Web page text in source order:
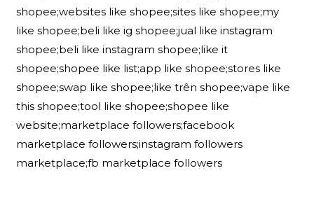
shopee;websites like shopee;sites like shopee;my
like shopee;beli like ig shopee;jual like instagram
shopee;beli like instagram shopee;like it
shopee;shopee like list;app like shopee;stores like
shopee;swap like shopee;like trên shopee;vape like
this shopee;tool like shopee;shopee like
website;marketplace followers;facebook
marketplace followers;instagram followers
marketplace;fb marketplace followers